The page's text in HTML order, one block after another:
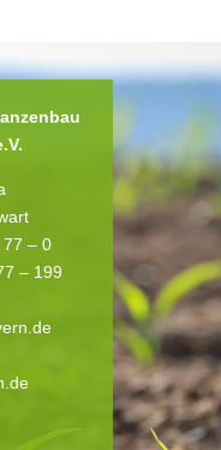
77 – 0
– 199